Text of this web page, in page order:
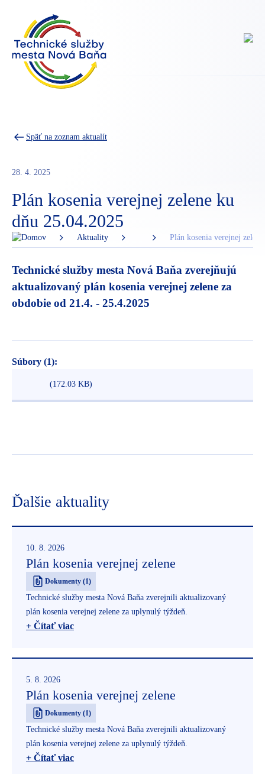
Späť na zoznam aktualít
28. 4. 2025
Plán kosenia verejnej zelene ku
dňu 25.04.2025
Aktuality Plán kosenia verejnej
Technické služby mesta Nová Baňa zverejňujú
aktualizovaný plán kosenia verejnej zelene za
obdobie od 21.4. - 25.4.2025
Súbory (1):
(172.03 KB)
Ďalšie aktuality
10. 8. 2026
Plán kosenia verejnej zelene
Dokumenty (1)
Technické služby mesta Nová Baňa zverejnili aktualizovaný
plán kosenia verejnej zelene za uplynulý týždeň.
+ Čítať viac
5. 8. 2026
Plán kosenia verejnej zelene
Dokumenty (1)
Technické služby mesta Nová Baňa zverejnili aktualizovaný
plán kosenia verejnej zelene za uplynulý týždeň.
+ Čítať viac